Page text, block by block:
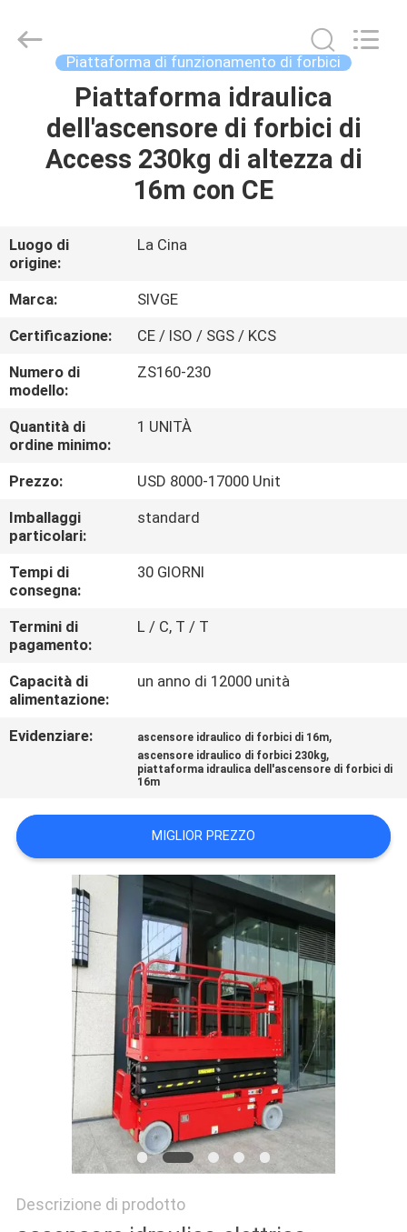
PRODOTTI
CIRCA
NOI
GIRO
DELLA
FABBRICA
CONTROLLO
DI
QUALITÀ
CONTATTICI
RICHIEDA
UNA
DEL
SITO
PRIVACY
POLICY
MACHINERY
Piattaforma di funzionamento di forbici
Piattaforma idraulica
dell'ascensore di forbici di
Access 230kg di altezza di
16m con CE
Luogo di
origine:
La Cina
Marca:
SIVGE
Certificazione:
CE / ISO / SGS / KCS
Numero di
modello:
ZS160-230
Quantità di
ordine minimo:
1 UNITÀ
Prezzo:
USD 8000-17000 Unit
Imballaggi
particolari:
standard
Tempi di
consegna:
30 GIORNI
Termini di
pagamento:
L / C, T / T
Capacità di
alimentazione:
un anno di 12000 unità
Evidenziare: ascensore idraulico di forbici di 16m,
ascensore idraulico di forbici 230kg,
piattaforma idraulica dell'ascensore di forbici di
16m
MIGLIOR PREZZO
Descrizione di prodotto